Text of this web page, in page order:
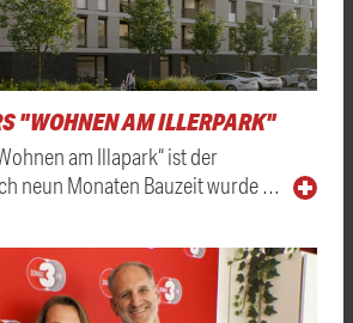
"WOHNEN AM ILLERPARK"
am Illapark“ ist der
neun Monaten Bauzeit wurde …